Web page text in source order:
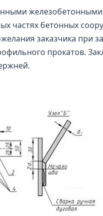
частях бетонных
заказчика при
прокатов.